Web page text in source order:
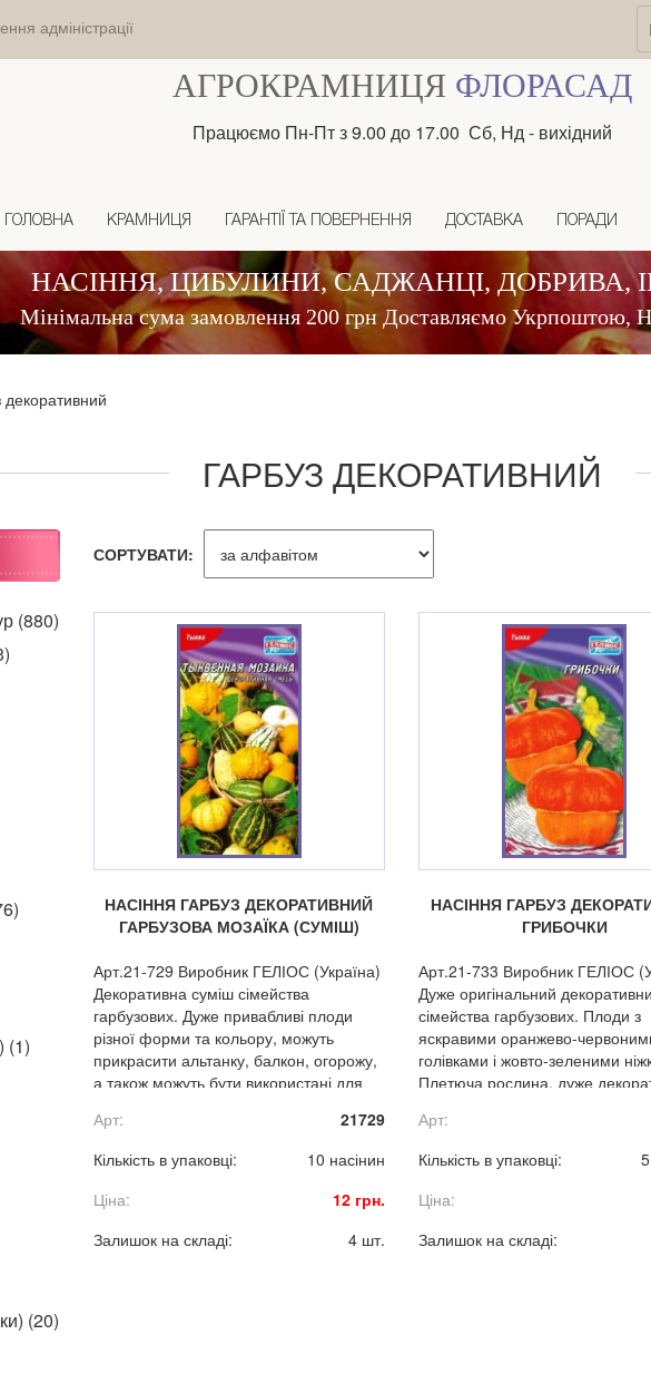
адміністрації
АГРОКРАМНИЦЯ ФЛОРАСАД
Працюємо Пн-Пт з 9.00 до 17.00 Сб, Нд - вихідний
ГОЛОВНА КРАМНИЦЯ ГАРАНТІЇ ТА ПОВЕРНЕННЯ ДОСТАВКА ПОРАДИ
НАСІННЯ, ЦИБУЛИНИ, САДЖАНЦІ, ДОБРИВА,
Мінімальна сума замовлення 200 грн Доставляємо
декоративний
ГАРБУЗ ДЕКОРАТИВНИЙ
(880)
(1)
(20)
СОРТУВАТИ:
НАСІННЯ ГАРБУЗ ДЕКОРАТИВНИЙ
ГАРБУЗОВА МОЗАЇКА (СУМІШ)
Арт.21-729 Виробник ГЕЛІОС (Україна)
Декоративна суміш сімейства
гарбузових. Дуже привабливі плоди
різної форми та кольору, можуть
прикрасити альтанку, балкон, огорожу,
а також можуть бути використані для
Арт:
21729
Кількість в упаковці:
10 насінин
Ціна:
12 грн.
Залишок на складі:
4 шт.
НАСІННЯ ГАРБУЗ
ГРИБОЧКИ
Арт.21-733 Виробник ГЕЛІОС
Дуже оригінальний
сімейства гарбузових. Плоди з
яскравими оранжево-
голівками і жовто-зеленими
Плетюча рослина, дуже
Арт:
Кількість в упаковці:
Ціна:
Залишок на складі: